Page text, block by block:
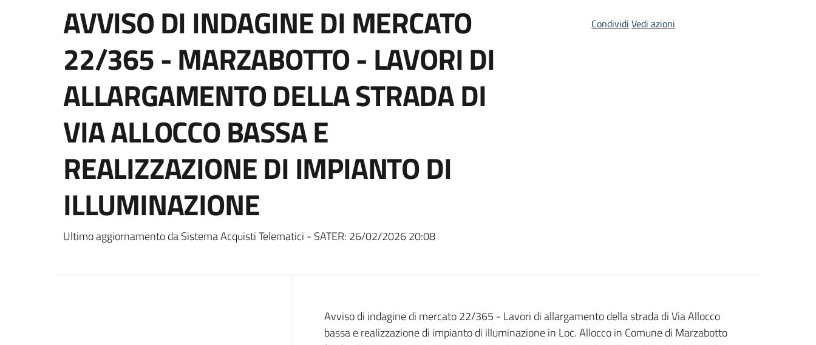
AVVISO DI INDAGINE DI MERCATO
22/365 - MARZABOTTO - LAVORI DI
ALLARGAMENTO DELLA STRADA DI
VIA ALLOCCO BASSA E
REALIZZAZIONE DI IMPIANTO DI
ILLUMINAZIONE
Ultimo aggiornamento da Sistema Acquisti Telematici - SATER: 26/02/2026 20:08
Condividi Vedi azioni
Dati del bando
Avviso di indagine di mercato 22/365 - Lavori di allargamento della strada di Via Allocco
bassa e realizzazione di impianto di illuminazione in Loc. Allocco in Comune di Marzabotto